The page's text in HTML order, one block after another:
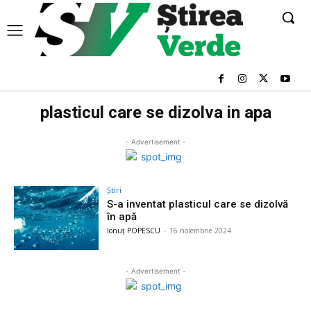
plasticul care se dizolva in apa
- Advertisement -
Știri
S-a inventat plasticul care se dizolvă
în apă
Ionuț POPESCU - 16 noiembrie 2024
- Advertisement -